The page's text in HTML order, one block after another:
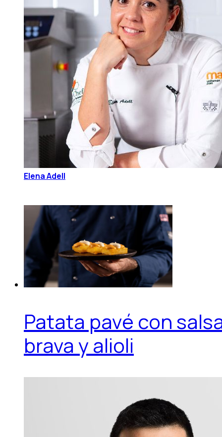
Elena Adell
Patata pavé con
brava y alioli